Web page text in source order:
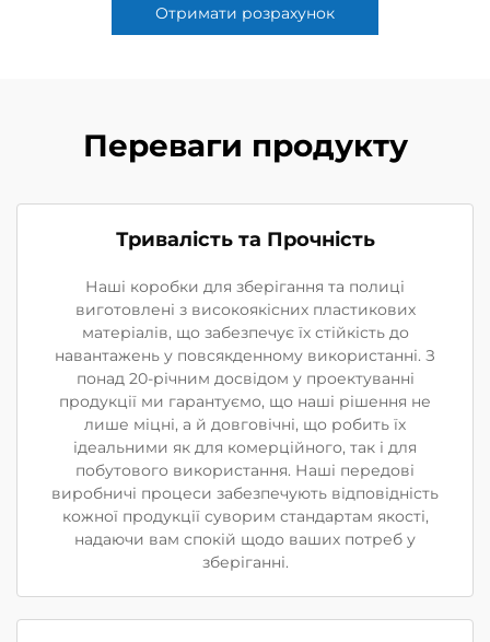
Отримати розрахунок
Переваги продукту
Тривалість та Прочність
Наші коробки для зберігання та полиці
виготовлені з високоякісних пластикових
матеріалів, що забезпечує їх стійкість до
навантажень у повсякденному використанні. З
понад 20-річним досвідом у проектуванні
продукції ми гарантуємо, що наші рішення не
лише міцні, а й довговічні, що робить їх
ідеальними як для комерційного, так і для
побутового використання. Наші передові
виробничі процеси забезпечують відповідність
кожної продукції суворим стандартам якості,
надаючи вам спокій щодо ваших потреб у
зберіганні.